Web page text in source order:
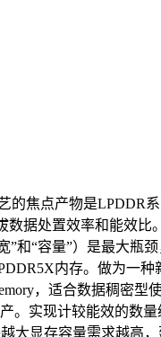
点产物是LPDDR
据处置效率和能效
和“容量”）是最大瓶
内存。做为一
，适合数据稠密
实现计较能效的数
显存容量需求越高